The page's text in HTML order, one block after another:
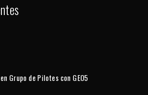
Grupo de Pilotes con GEO5